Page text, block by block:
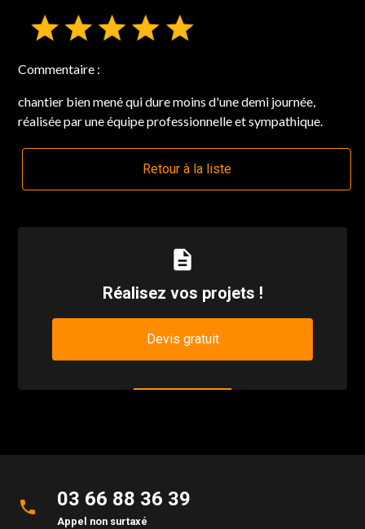
Commentaire :
chantier bien mené qui dure moins d'une demi journée,
réalisée par une équipe professionnelle et sympathique.
Retour à la liste
description
Réalisez vos projets !
Devis gratuit
phone 03 66 88 36 39
Appel non surtaxé